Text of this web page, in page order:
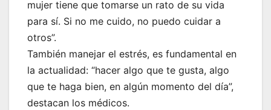
mujer tiene que tomarse un rato de su vida
para sí. Si no me cuido, no puedo cuidar a
otros”.
También manejar el estrés, es fundamental en
la actualidad: “hacer algo que te gusta, algo
que te haga bien, en algún momento del día”,
destacan los médicos.